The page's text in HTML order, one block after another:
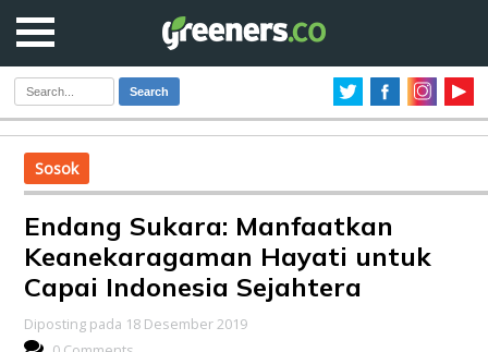
Search
Sosok
Endang Sukara: Manfaatkan
Keanekaragaman Hayati untuk
Capai Indonesia Sejahtera
Diposting pada 18 Desember 2019